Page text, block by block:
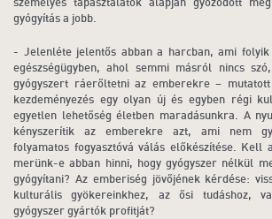
gyógyítás a jobb.
- Jelenléte jelentős abban a harcban, ami folyik
egészségügyben, ahol semmi másról nincs
gyógyszert ráerőltetni az emberekre –
kezdeményezés egy olyan új és egyben régi
egyetlen lehetőség életben maradásunkra. A
kényszerítik az emberekre azt, ami nem
folyamatos fogyasztóvá válás előkészítése. Kell
merünk-e abban hinni, hogy gyógyszer nélkül
gyógyítani? Az emberiség jövőjének kérdése:
kulturális gyökereinkhez, az ősi tudáshoz,
gyógyszer gyártók profitját?